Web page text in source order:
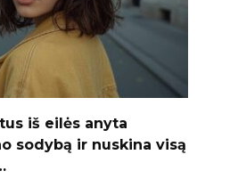
iš eilės anyta
sodybą ir nuskina visą